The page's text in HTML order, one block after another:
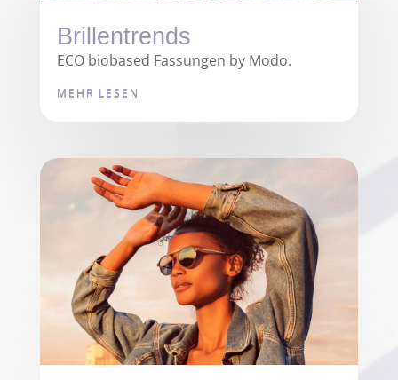
Brillentrends
ECO biobased Fassungen by Modo.
MEHR LESEN